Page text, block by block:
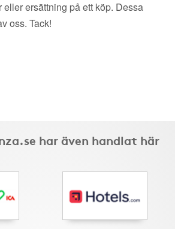
eller ersättning på ett köp. Dessa
oss. Tack!
har även handlat här